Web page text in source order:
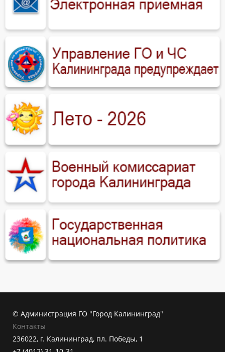
© Администрация ГО "Город Калининград"
Контакты
236022, г. Калининград, пл. Победы, 1